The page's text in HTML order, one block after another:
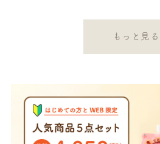
もっと見る